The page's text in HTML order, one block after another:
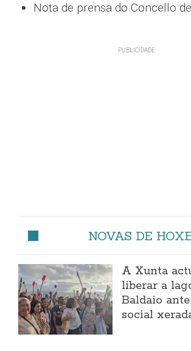
Nota de prensa do Concello
NOVAS DE
A Xunta
liberar a
Baldaio
social